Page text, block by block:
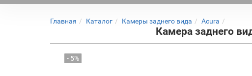
Главная Каталог Камеры заднего вида Acura
Камера заднего
- 5%